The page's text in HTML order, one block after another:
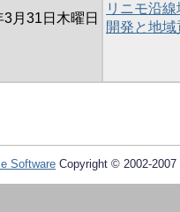
3月31日木曜日
リニモ沿
開発と地
Software Copyright © 2002-2007